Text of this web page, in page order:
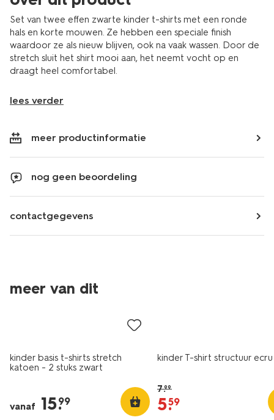
Set van twee effen zwarte kinder t-shirts met een ronde
hals en korte mouwen. Ze hebben een speciale finish
waardoor ze als nieuw blijven, ook na vaak wassen. Door de
stretch sluit het shirt mooi aan, het neemt vocht op en
draagt heel comfortabel.
lees verder
meer productinformatie
nog geen beoordeling
contactgegevens
meer van dit
2 stuks
kinder basis t-shirts stretch
katoen - 2 stuks zwart
vanaf 15.
99
kinder T-shirt structuur ecru
7.99
5.
59